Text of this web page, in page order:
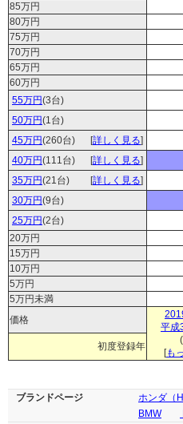
85万円
80万円
75万円
70万円
65万円
60万円
55万円(3台)
50万円(1台)
45万円(260台) [詳しく見る]
40万円(111台) [詳しく見る]
35万円(21台) [詳しく見る]
30万円(9台)
25万円(2台)
20万円
15万円
10万円
5万円
5万円未満
価格
平成
[も
初度登録年
ブランドページ ホンダ（
BMW